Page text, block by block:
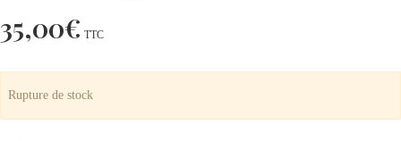
35,00€ TTC
Rupture de stock